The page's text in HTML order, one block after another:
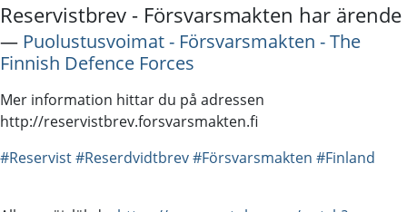
Reservistbrev - Försvarsmakten har ärende
― Puolustusvoimat - Försvarsmakten - The
Finnish Defence Forces
Mer information hittar du på adressen
http://reservistbrev.forsvarsmakten.fi
#Reservist#Reserdvidtbrev#Försvarsmakten #Finland